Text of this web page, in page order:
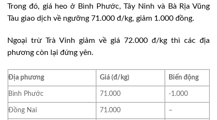
Trong đó, giá heo ở Bình Phước, Tây Ninh và Bà Rịa Vũng
Tàu giao dịch về ngưỡng 71.000 đ/kg, giảm 1.000 đồng.
Ngoại trừ Trà Vinh giảm về giá 72.000 đ/kg thì các địa
phương còn lại đứng yên.
Địa phương Giá (đ/kg) Biến động
Bình Phước 71.000 -1.000
Đồng Nai 71.000 –